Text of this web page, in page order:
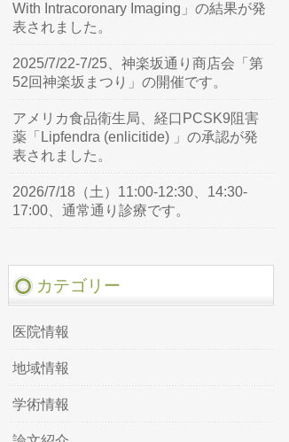
With Intracoronary Imaging」の結果が発
表されました。
2025/7/22-7/25、神楽坂通り商店会「第
52回神楽坂まつり」の開催です。
アメリカ食品衛生局、経口PCSK9阻害
薬「Lipfendra (enlicitide) 」の承認が発
表されました。
2026/7/18（土）11:00-12:30、14:30-
17:00、通常通り診療です。
カテゴリー
医院情報
地域情報
学術情報